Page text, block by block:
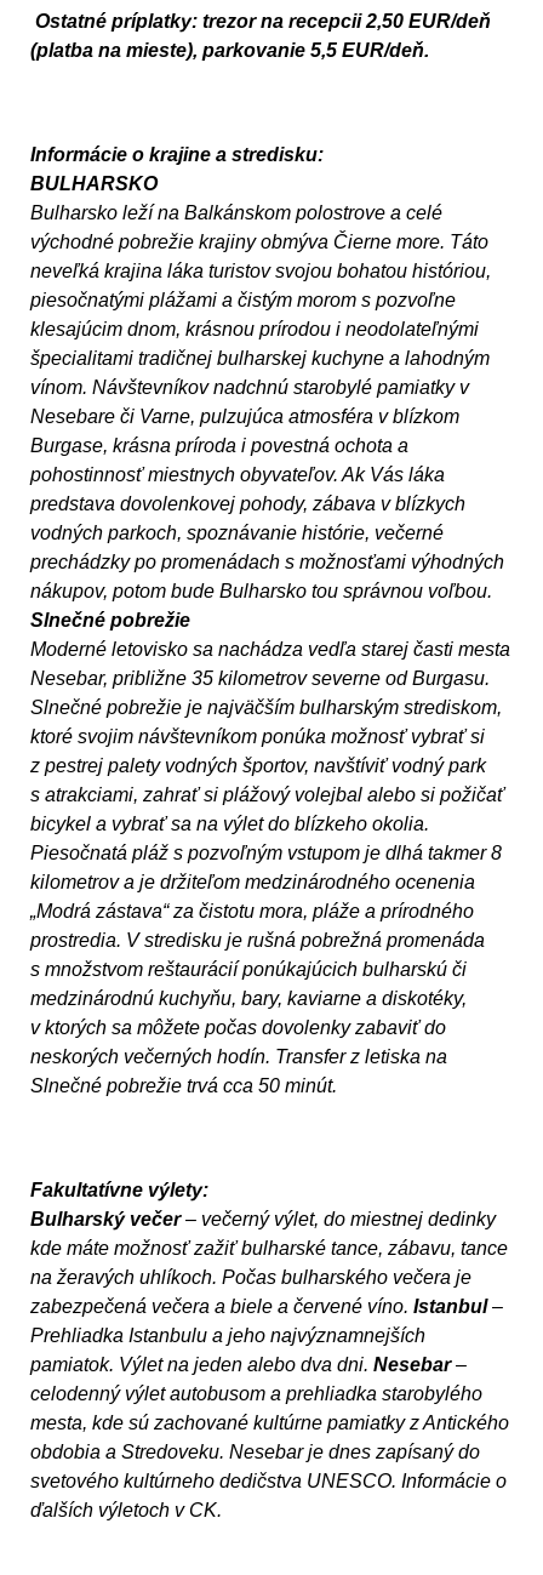
Ostatné príplatky: trezor na recepcii 2,50 EUR/deň
(platba na mieste), parkovanie 5,5 EUR/deň.
Informácie o krajine a stredisku:
BULHARSKO
Bulharsko leží na Balkánskom polostrove a celé
východné pobrežie krajiny obmýva Čierne more. Táto
neveľká krajina láka turistov svojou bohatou históriou,
piesočnatými plážami a čistým morom s pozvoľne
klesajúcim dnom, krásnou prírodou i neodolateľnými
špecialitami tradičnej bulharskej kuchyne a lahodným
vínom. Návštevníkov nadchnú starobylé pamiatky v
Nesebare či Varne, pulzujúca atmosféra v blízkom
Burgase, krásna príroda i povestná ochota a
pohostinnosť miestnych obyvateľov. Ak Vás láka
predstava dovolenkovej pohody, zábava v blízkych
vodných parkoch, spoznávanie histórie, večerné
prechádzky po promenádach s možnosťami výhodných
nákupov, potom bude Bulharsko tou správnou voľbou.
Slnečné pobrežie
Moderné letovisko sa nachádza vedľa starej časti mesta
Nesebar, približne 35 kilometrov severne od Burgasu.
Slnečné pobrežie je najväčším bulharským strediskom,
ktoré svojim návštevníkom ponúka možnosť vybrať si
z pestrej palety vodných športov, navštíviť vodný park
s atrakciami, zahrať si plážový volejbal alebo si požičať
bicykel a vybrať sa na výlet do blízkeho okolia.
Piesočnatá pláž s pozvoľným vstupom je dlhá takmer 8
kilometrov a je držiteľom medzinárodného ocenenia
„Modrá zástava“ za čistotu mora, pláže a prírodného
prostredia. V stredisku je rušná pobrežná promenáda
s množstvom reštaurácií ponúkajúcich bulharskú či
medzinárodnú kuchyňu, bary, kaviarne a diskotéky,
v ktorých sa môžete počas dovolenky zabaviť do
neskorých večerných hodín. Transfer z letiska na
Slnečné pobrežie trvá cca 50 minút.
Fakultatívne výlety:
Bulharský večer– večerný výlet, do miestnej dedinky
kde máte možnosť zažiť bulharské tance, zábavu, tance
na žeravých uhlíkoch. Počas bulharského večera je
zabezpečená večera a biele a červené víno. Istanbul–
Prehliadka Istanbulu a jeho najvýznamnejších
pamiatok. Výlet na jeden alebo dva dni. Nesebar–
celodenný výlet autobusom a prehliadka starobylého
mesta, kde sú zachované kultúrne pamiatky z Antického
obdobia a Stredoveku. Nesebar je dnes zapísaný do
svetového kultúrneho dedičstva UNESCO. Informácie o
ďalších výletoch v CK.